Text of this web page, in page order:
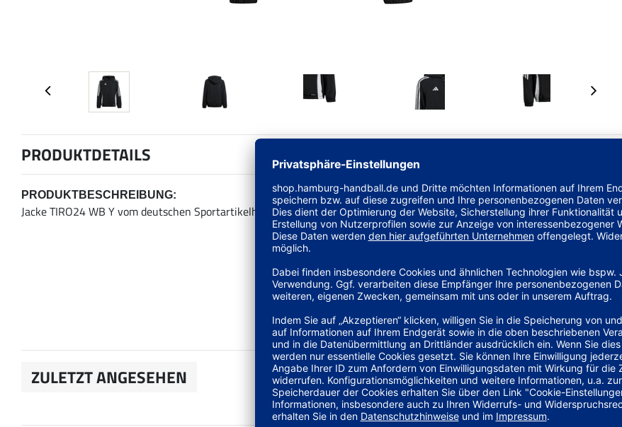
PRODUKTDETAILS
PRODUKTBESCHREIBUNG:
Jacke TIRO24 WB Y vom deutschen Sportartikelhersteller adidas aus Herzogenaurach.
ZULETZT ANGESEHEN